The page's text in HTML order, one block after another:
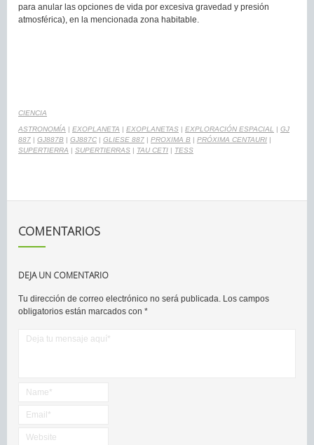
para anular las opciones de vida por excesiva gravedad y presión
atmosférica), en la mencionada zona habitable.
CIENCIA
ASTRONOMÍA | EXOPLANETA | EXOPLANETAS | EXPLORACIÓN ESPACIAL | GJ
887 | GJ887B | GJ887C | GLIESE 887 | PROXIMA B | PRÓXIMA CENTAURI |
SUPERTIERRA | SUPERTIERRAS | TAU CETI | TESS
COMENTARIOS
DEJA UN COMENTARIO
Tu dirección de correo electrónico no será publicada. Los campos
obligatorios están marcados con *